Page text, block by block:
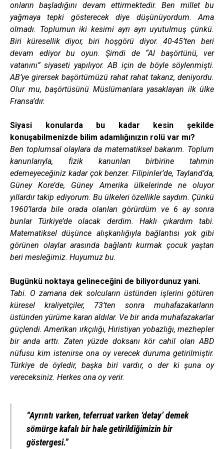
onların başladığını devam ettirmektedir. Ben millet bu
yağmaya tepki gösterecek diye düşünüyordum. Ama
olmadı. Toplumun iki kesimi ayrı ayrı uyutulmuş çünkü.
Biri küresellik diyor, biri hoşgörü diyor. 40-45’ten beri
devam ediyor bu oyun. Şimdi de “Al başörtünü, ver
vatanını” siyaseti yapılıyor. AB için de böyle söylenmişti.
AB’ye girersek başörtümüzü rahat rahat takarız, deniyordu.
Olur mu, başörtüsünü Müslümanlara yasaklayan ilk ülke
Fransa’dır.
Siyasi konularda bu kadar kesin şekilde
konuşabilmenizde bilim adamlığınızın rolü var mı?
Ben toplumsal olaylara da matematiksel bakarım. Toplum
kanunlarıyla, fizik kanunları birbirine tahmin
edemeyeceğiniz kadar çok benzer. Filipinler’de, Tayland’da,
Güney Kore’de, Güney Amerika ülkelerinde ne oluyor
yıllardır takip ediyorum. Bu ülkeleri özellikle saydım. Çünkü
1960’larda bile orada olanları görürdüm ve 6 ay sonra
bunlar Türkiye’de olacak derdim. Haklı çıkardım tabi.
Matematiksel düşünce alışkanlığıyla bağlantısı yok gibi
görünen olaylar arasında bağlantı kurmak çocuk yaştan
beri mesleğimiz. Huyumuz bu.
Bugünkü noktaya gelineceğini de biliyordunuz yani.
Tabi. O zamana dek solcuların üstünden işlerini götüren
küresel kraliyetçiler, 73’ten sonra muhafazakarların
üstünden yürüme kararı aldılar. Ve bir anda muhafazakarlar
güçlendi. Amerikan ırkçılığı, Hıristiyan yobazlığı, mezhepler
bir anda arttı. Zaten yüzde doksanı kör cahil olan ABD
nüfusu kim istenirse ona oy verecek duruma getirilmiştir.
Türkiye de öyledir, başka biri vardır, o der ki şuna oy
vereceksiniz. Herkes ona oy verir.
“Ayrıntı varken, teferruat varken ‘detay’ demek
sömürge kafalı bir hale getirildiğimizin bir
göstergesi.”